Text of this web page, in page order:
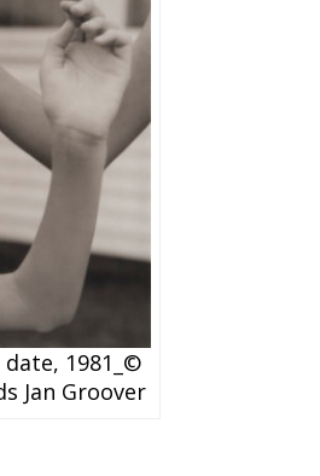
date, 1981_©
Jan Groover